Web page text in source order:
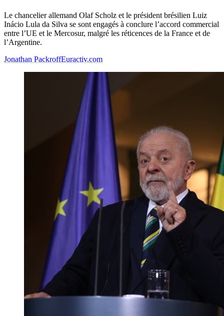
Le chancelier allemand Olaf Scholz et le président brésilien Luiz
Inácio Lula da Silva se sont engagés à conclure l’accord commercial
entre l’UE et le Mercosur, malgré les réticences de la France et de
l’Argentine.
Jonathan PackroffEuractiv.com